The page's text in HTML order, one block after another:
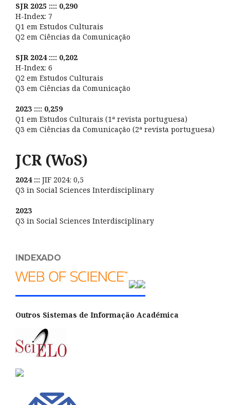
SJR 2025 :::: 0,290
H-Index: 7
Q1 em Estudos Culturais
Q2 em Ciências da Comunicação
SJR 2024 :::: 0,202
H-Index: 6
Q2 em Estudos Culturais
Q3 em Ciências da Comunicação
2023 :::: 0,259
Q1 em Estudos Culturais (1ª revista portuguesa)
Q3 em Ciências da Comunicação (2ª revista portuguesa)
JCR (WoS)
2024 ::: JIF 2024: 0,5
Q3 in Social Sciences Interdisciplinary
2023
Q3 in Social Sciences Interdisciplinary
INDEXADO
Outros Sistemas de Informação Académica